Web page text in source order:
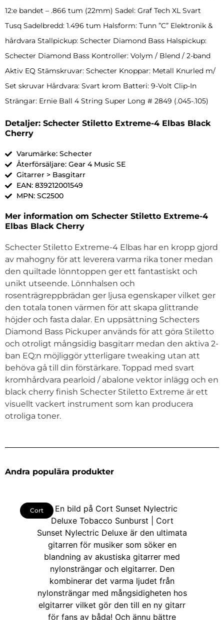
12:e bandet – .866 tum (22mm) Sadel: Graf Tech XL Svart
Tusq Sadelbredd: 1.496 tum Halsform: Tunn ”C” Elektronik &
hårdvara Stallpickup: Schecter Diamond Bass Halspickup:
Schecter Diamond Bass Kontroller: Volym / Blend / 2-band
Aktiv EQ Stämskruvar: Schecter Knoppar: Metall Knurled m/
Set skruvar Hårdvara: Svart krom Batteri: 9-Volt Clip-In
Strängar: Ernie Ball 4 String Super Long # 2849 (.045-.105)
Detaljer: Schecter Stiletto Extreme-4 Elbas Black
Cherry
Varumärke: Schecter
Återförsäljare: Gear 4 Music SE
Gitarrer > Basgitarr
EAN: 839212001549
MPN: SC2500
Mer information om Schecter Stiletto Extreme-4
Elbas Black Cherry
Schecter Stiletto Extreme-4 Elbas har en kropp gjord
av mahogny för att leverera varma rika toner medan
den quiltade lönntoppen ger ett fantastiskt och
unikt utseende. Lönnhalsen och
rosenträgreppbrädan ger ljusa egenskaper vilket ger
den totala tonen värmen för att skapa glittrande
höjder och fasta dalar. En uppsättning Schecters
Diamond Bass Pickuper används för att göra Stiletto
och otroligt mångsidig basgitarr medan den aktiva 2-
ban EQ:n möjliggör ytterligare tweaking utan att
behöva gå till din förstärkare. Toppad med svart
kromhårdvara pearloid / abalone vektor inlägg och en
black cherry finish Schecter Stiletto Extreme är ett
visuellt vackert instrument som kan producera
otroliga toner.
Andra populära produkter
Cort